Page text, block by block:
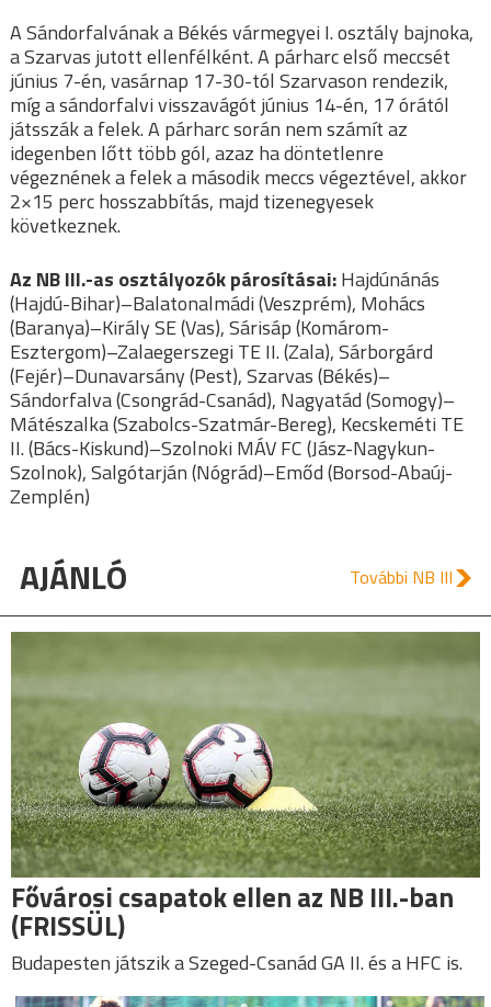
A Sándorfalvának a Békés vármegyei I. osztály bajnoka,
a Szarvas jutott ellenfélként. A párharc első meccsét
június 7-én, vasárnap 17-30-tól Szarvason rendezik,
míg a sándorfalvi visszavágót június 14-én, 17 órától
játsszák a felek. A párharc során nem számít az
idegenben lőtt több gól, azaz ha döntetlenre
végeznének a felek a második meccs végeztével, akkor
2×15 perc hosszabbítás, majd tizenegyesek
következnek.
Az NB III.-as osztályozók párosításai:Hajdúnánás
(Hajdú-Bihar)–Balatonalmádi (Veszprém), Mohács
(Baranya)–Király SE (Vas), Sárisáp (Komárom-
Esztergom)–Zalaegerszegi TE II. (Zala), Sárborgárd
(Fejér)–Dunavarsány (Pest), Szarvas (Békés)–
Sándorfalva (Csongrád-Csanád), Nagyatád (Somogy)–
Mátészalka (Szabolcs-Szatmár-Bereg), Kecskeméti TE
II. (Bács-Kiskund)–Szolnoki MÁV FC (Jász-Nagykun-
Szolnok), Salgótarján (Nógrád)–Emőd (Borsod-Abaúj-
Zemplén)
AJÁNLÓ További NB III
Fővárosi csapatok ellen az NB III.-ban
(FRISSÜL)
Budapesten játszik a Szeged-Csanád GA II. és a HFC is.